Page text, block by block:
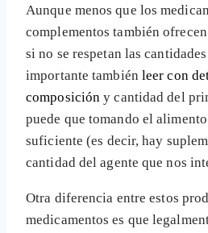
Aunque menos que los
complementos también
si no se respetan las
importante también leer con
composición y cantidad del
puede que tomando el
suficiente (es decir, hay
cantidad del agente que nos
Otra diferencia entre estos
medicamentos es que